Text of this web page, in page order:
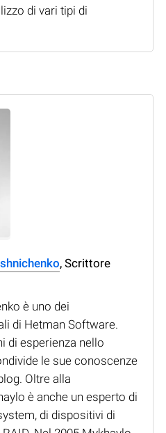
di vari tipi di
, Scrittore
è uno dei
di Hetman Software.
di esperienza nello
le sue conoscenze
Oltre alla
è anche un esperto di
di dispositivi di